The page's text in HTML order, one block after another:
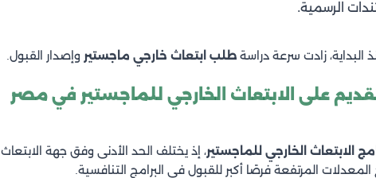
الرسمية.
زادت سرعة دراسة طلب ابتعاث خارجي ماجستير وإصدار القبول.
على الابتعاث الخارجي للماجستير في مصر
الابتعاث الخارجي للماجستير، إذ يختلف الحد الأدنى وفق جهة الابتعاث
المرتفعة فرصًا أكبر للقبول في البرامج التنافسية.